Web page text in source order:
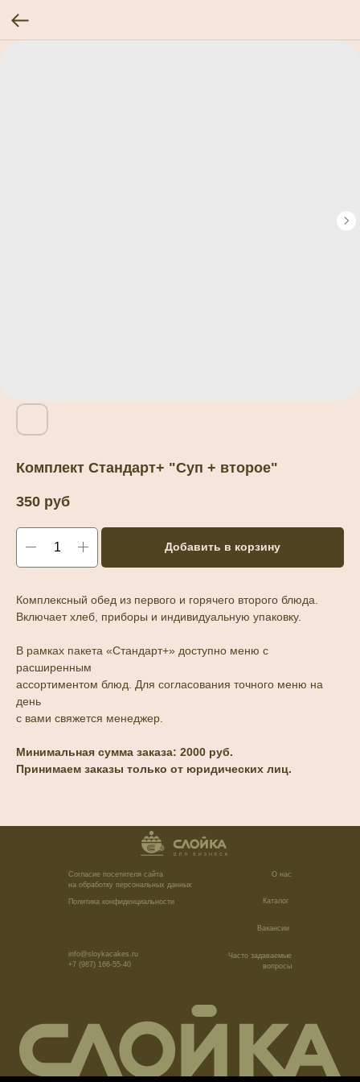
Комплект Стандарт+ "Суп + второе"
350 руб
Добавить в корзину
Комплексный обед из первого и горячего второго блюда.
Включает хлеб, приборы и индивидуальную упаковку.
В рамках пакета «Стандарт+» доступно меню с
расширенным
ассортиментом блюд. Для согласования точного меню на
день
с вами свяжется менеджер.
Минимальная сумма заказа: 2000 руб.
Принимаем заказы только от юридических лиц.
О нас
Каталог
Вакансии
Часто задаваемые
вопросы
Политика конфиденциальности
Согласие посетителя сайта
на обработку персональных данных
+7 (987) 166-55-40
info@sloykacakes.ru